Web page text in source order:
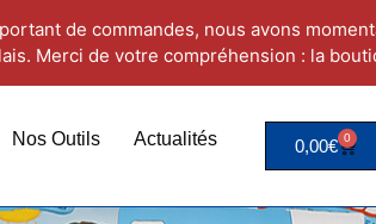
de commandes, nous avons
Merci de votre compréhension : la
Nos Outils Actualités 0,00€ 0